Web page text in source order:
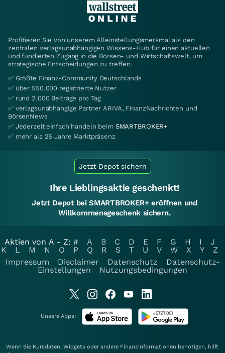
Profitieren Sie von unserem Alleinstellungsmerkmal als den
zentralen verlagsunabhängigen Wissens-Hub für einen aktuellen
und fundierten Zugang in die Börsen- und Wirtschaftswelt, um
strategische Entscheidungen zu treffen.
✅ Größte Finanz-Community Deutschlands
✅ über 550.000 registrierte Nutzer
✅ rund 2.000 Beiträge pro Tag
✅ verlagsunabhängige Partner ARIVA, FinanzNachrichten und
BörsenNews
✅ Jederzeit einfach handeln beim SMARTBROKER+
✅ mehr als 25 Jahre Marktpräsenz
Jetzt Depot sichern
Ihre Lieblingsaktie geschenkt!
Jetzt Depot bei SMARTBROKER+ eröffnen und
Willkommensgeschenk sichern.
Aktien von A - Z: # A B C D E F G H I
J
K
L M N O P Q R S T U V W X Y
Z
Impressum
Disclaimer Datenschutz
Datenschutz-
Einstellungen
Nutzungsbedingungen
Unsere Apps:
Wenn Sie Kursdaten, Widgets oder andere Finanzinformationen benötigen, hilft